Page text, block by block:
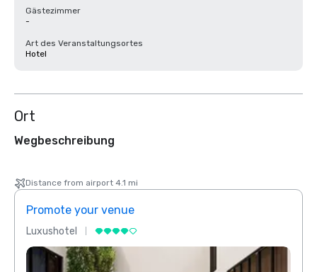
Gästezimmer
-
Art des Veranstaltungsortes
Hotel
Ort
Wegbeschreibung
Distance from airport 4.1 mi
Promote your venue
Luxushotel